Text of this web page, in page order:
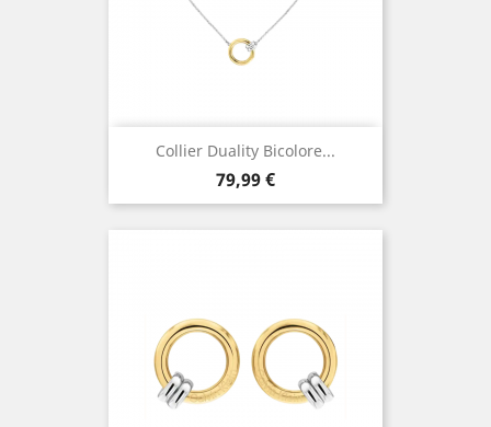
Collier Duality Bicolore...
Prix
79,99 €